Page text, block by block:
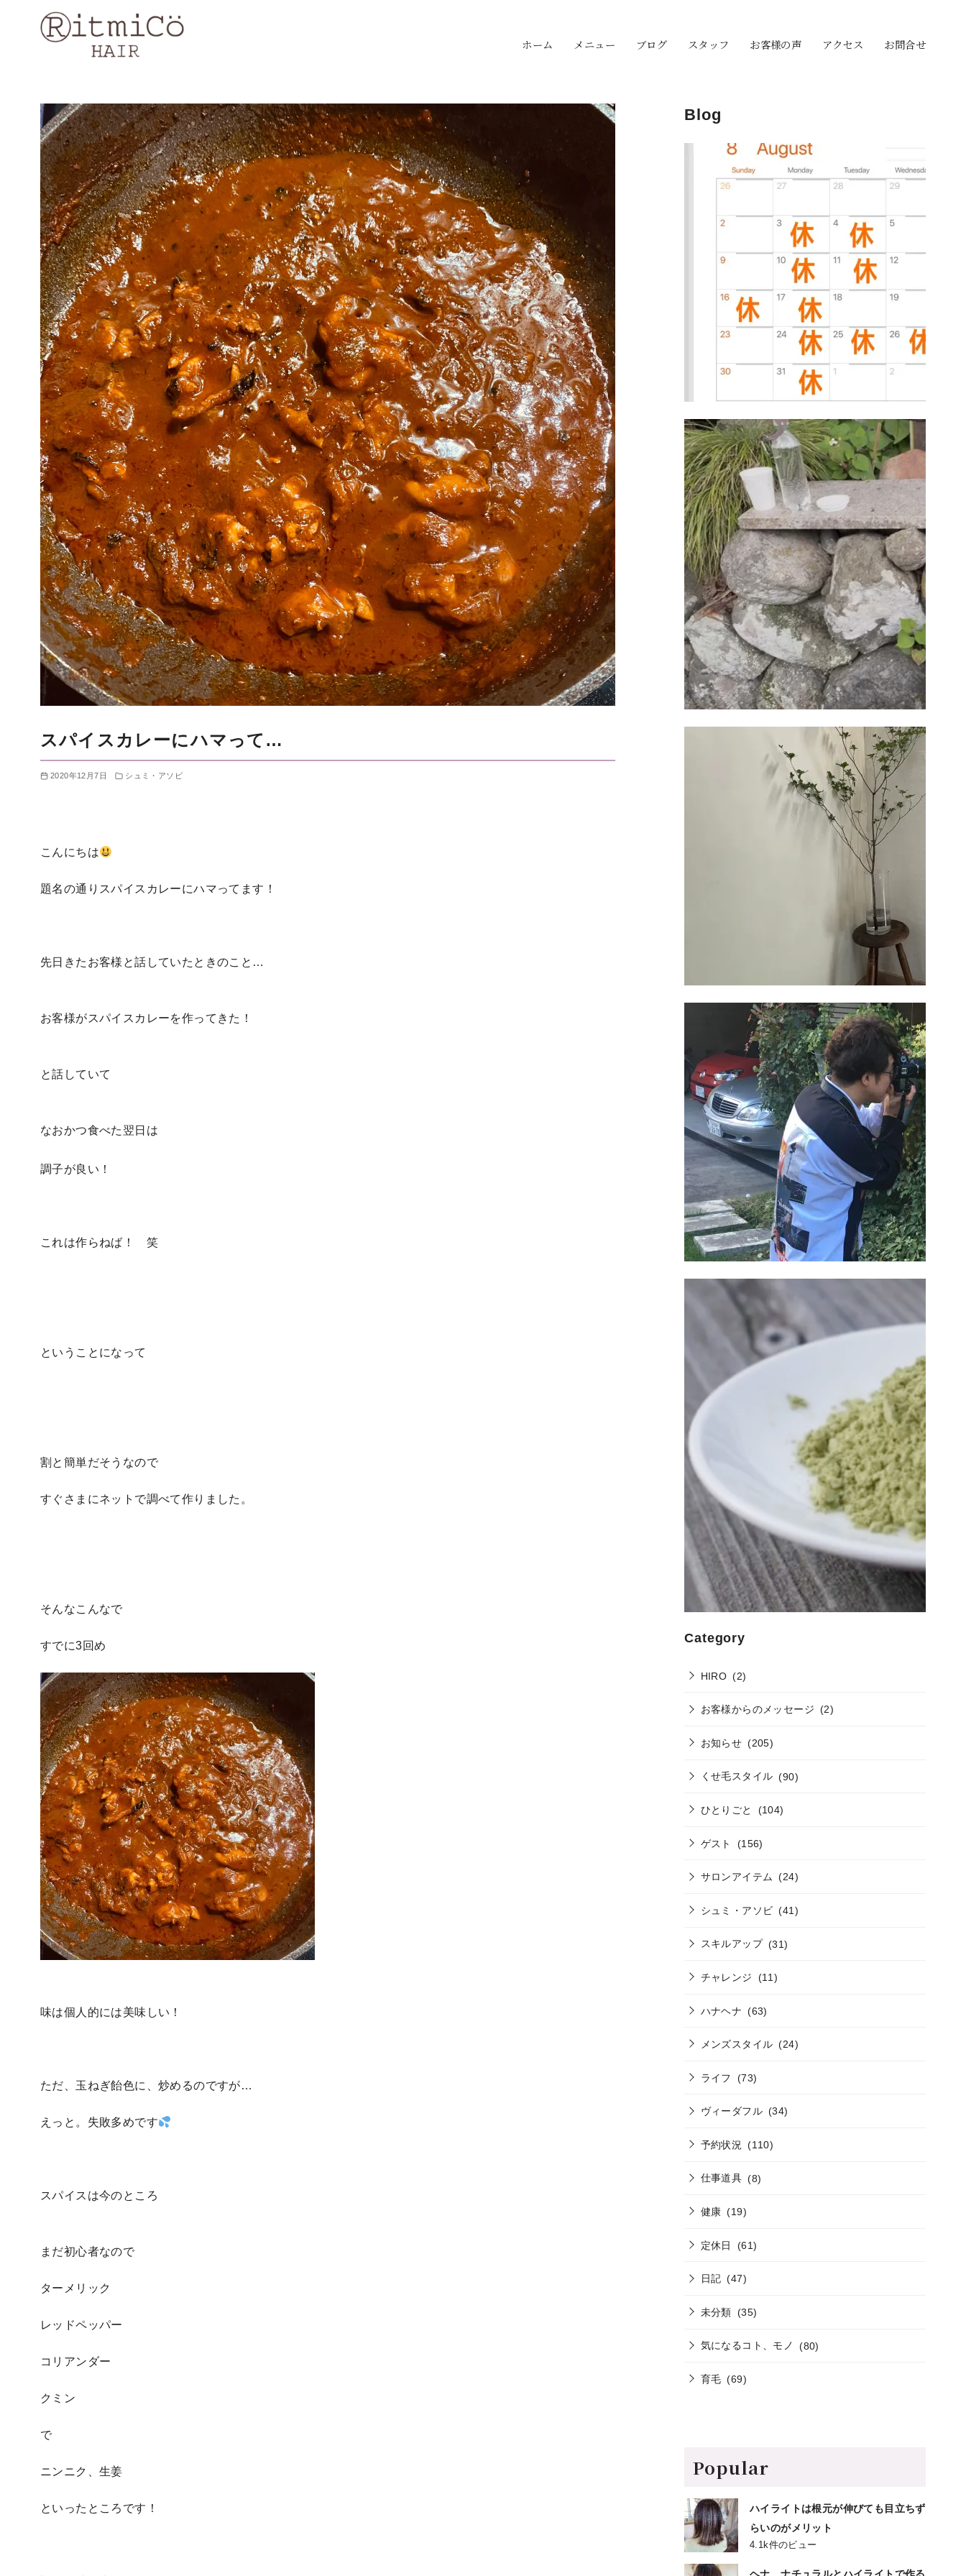
ホーム メニュー ブログ スタッフ お客様の声 アクセス お問合せ
スパイスカレーにハマって…
2020年12月7日 シュミ・アソビ
こんにちは
題名の通りスパイスカレーにハマってます！
先日きたお客様と話していたときのこと…
お客様がスパイスカレーを作ってきた！
と話していて
なおかつ食べた翌日は
調子が良い！
これは作らねば！ 笑
ということになって
割と簡単だそうなので
すぐさまにネットで調べて作りました。
そんなこんなで
すでに3回め
味は個人的には美味しい！
ただ、玉ねぎ飴色に、炒めるのですが…
えっと。失敗多めです
スパイスは今のところ
まだ初心者なので
ターメリック
レッドペッパー
コリアンダー
クミン
で
ニンニク、生姜
といったところです！
Blog
Category
HIRO (2)
お客様からのメッセージ (2)
お知らせ (205)
くせ毛スタイル (90)
ひとりごと (104)
ゲスト (156)
サロンアイテム (24)
シュミ・アソビ (41)
スキルアップ (31)
チャレンジ (11)
ハナヘナ (63)
メンズスタイル (24)
ライフ (73)
ヴィーダフル (34)
予約状況 (110)
仕事道具 (8)
健康 (19)
定休日 (61)
日記 (47)
未分類 (35)
気になるコト、モノ (80)
育毛 (69)
Popular
ハイライトは根元が伸びても目立ちず
らいのがメリット
4.1k件のビュー